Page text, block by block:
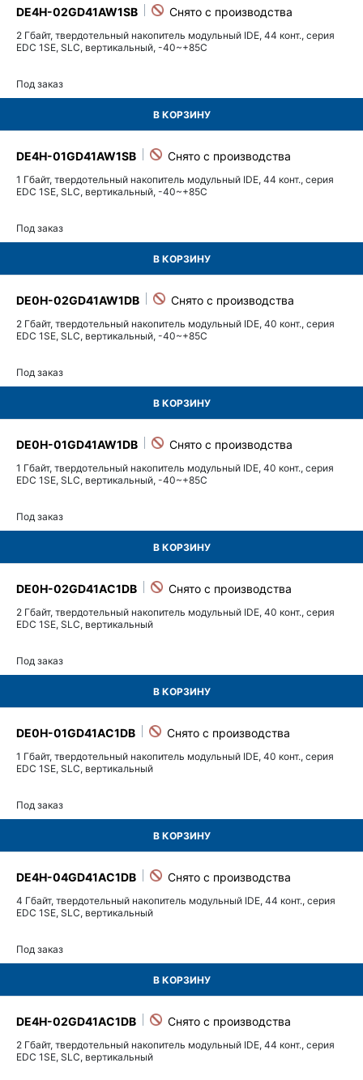
DE4H-02GD41AW1SB
2 Гбайт, твердотельный накопитель модульный IDE, 44 конт., серия
EDC 1SE, SLC, вертикальный, -40~+85C
Под заказ
В КОРЗИНУ
DE4H-01GD41AW1SB
1 Гбайт, твердотельный накопитель модульный IDE, 44 конт., серия
EDC 1SE, SLC, вертикальный, -40~+85C
Под заказ
В КОРЗИНУ
DE0H-02GD41AW1DB
2 Гбайт, твердотельный накопитель модульный IDE, 40 конт., серия
EDC 1SE, SLC, вертикальный, -40~+85C
Под заказ
В КОРЗИНУ
DE0H-01GD41AW1DB
1 Гбайт, твердотельный накопитель модульный IDE, 40 конт., серия
EDC 1SE, SLC, вертикальный, -40~+85C
Под заказ
В КОРЗИНУ
DE0H-02GD41AC1DB
2 Гбайт, твердотельный накопитель модульный IDE, 40 конт., серия
EDC 1SE, SLC, вертикальный
Под заказ
В КОРЗИНУ
DE0H-01GD41AC1DB
1 Гбайт, твердотельный накопитель модульный IDE, 40 конт., серия
EDC 1SE, SLC, вертикальный
Под заказ
В КОРЗИНУ
DE4H-04GD41AC1DB
4 Гбайт, твердотельный накопитель модульный IDE, 44 конт., серия
EDC 1SE, SLC, вертикальный
Под заказ
В КОРЗИНУ
DE4H-02GD41AC1DB
2 Гбайт, твердотельный накопитель модульный IDE, 44 конт., серия
EDC 1SE, SLC, вертикальный